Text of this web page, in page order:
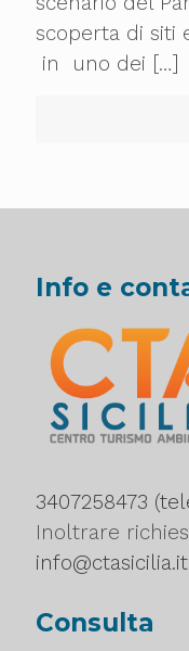
scoperta di siti
in uno dei […]
Info e
3407258473
Inoltrare
info@ctasicilia.it
Consulta